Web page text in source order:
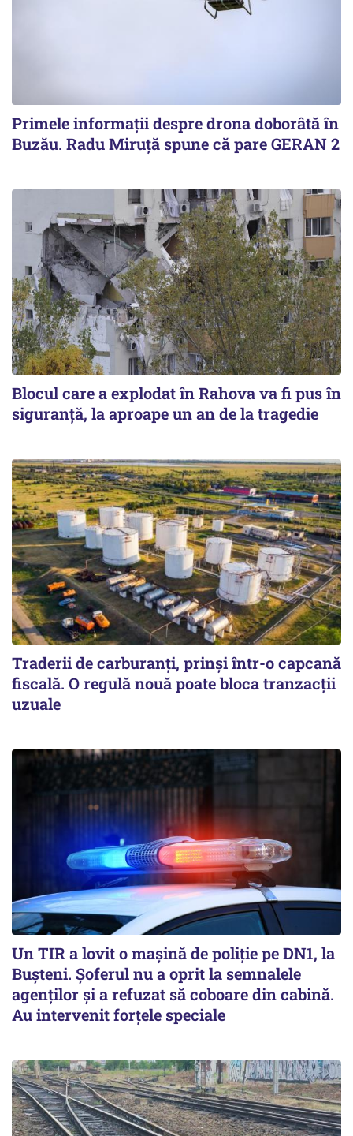
Primele informaţii despre drona doborâtă în
Buzău. Radu Miruţă spune că pare GERAN 2
Blocul care a explodat în Rahova va fi pus în
siguranţă, la aproape un an de la tragedie
Traderii de carburanți, prinși într-o capcană
fiscală. O regulă nouă poate bloca tranzacții
uzuale
Un TIR a lovit o maşină de poliţie pe DN1, la
Buşteni. Şoferul nu a oprit la semnalele
agenţilor şi a refuzat să coboare din cabină.
Au intervenit forţele speciale